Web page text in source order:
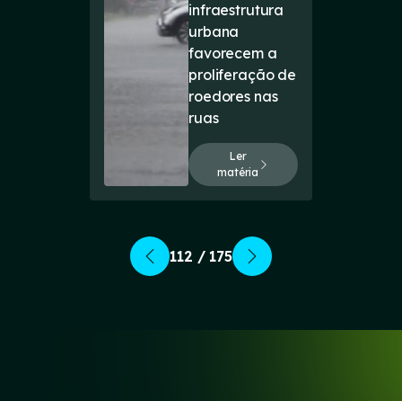
infraestrutura
urbana
favorecem a
proliferação de
roedores nas
ruas
Ler
matéria
112 / 175